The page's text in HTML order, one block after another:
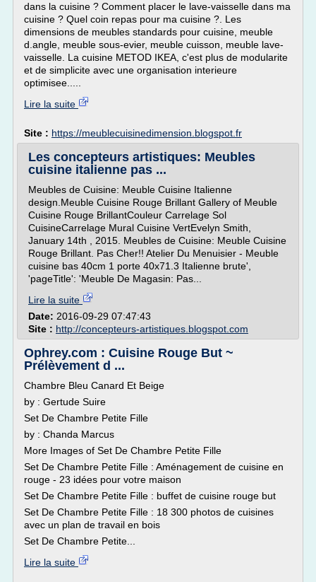
dans la cuisine ? Comment placer le lave-vaisselle dans ma
cuisine ? Quel coin repas pour ma cuisine ?. Les
dimensions de meubles standards pour cuisine, meuble
d.angle, meuble sous-evier, meuble cuisson, meuble lave-
vaisselle. La cuisine METOD IKEA, c'est plus de modularite
et de simplicite avec une organisation interieure
optimisee.....
Lire la suite
Site : https://meublecuisinedimension.blogspot.fr
Les concepteurs artistiques: Meubles
cuisine italienne pas ...
Meubles de Cuisine: Meuble Cuisine Italienne
design.Meuble Cuisine Rouge Brillant Gallery of Meuble
Cuisine Rouge BrillantCouleur Carrelage Sol
CuisineCarrelage Mural Cuisine VertEvelyn Smith,
January 14th , 2015. Meubles de Cuisine: Meuble Cuisine
Rouge Brillant. Pas Cher!! Atelier Du Menuisier - Meuble
cuisine bas 40cm 1 porte 40x71.3 Italienne brute',
'pageTitle': 'Meuble De Magasin: Pas...
Lire la suite
Date: 2016-09-29 07:47:43
Site : http://concepteurs-artistiques.blogspot.com
Ophrey.com : Cuisine Rouge But ~
Prélèvement d ...
Chambre Bleu Canard Et Beige
by : Gertude Suire
Set De Chambre Petite Fille
by : Chanda Marcus
More Images of Set De Chambre Petite Fille
Set De Chambre Petite Fille : Aménagement de cuisine en
rouge - 23 idées pour votre maison
Set De Chambre Petite Fille : buffet de cuisine rouge but
Set De Chambre Petite Fille : 18 300 photos de cuisines
avec un plan de travail en bois
Set De Chambre Petite...
Lire la suite